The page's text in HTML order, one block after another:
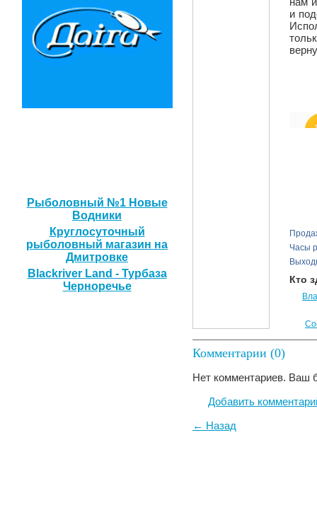
Рыболовный №1 Новые
Водники
Круглосуточный
рыболовный магазин на
Дмитровке
Blackriver Land - Турбаза
Черноречье
и
Часы
Кто
Комментарии (0)
Нет комментариев. Ваш
Добавить
← Назад